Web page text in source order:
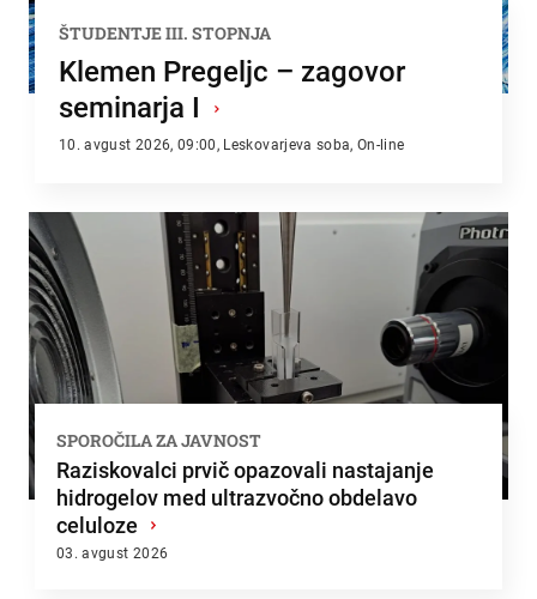
ŠTUDENTJE III. STOPNJA
Klemen Pregeljc – zagovor
seminarja I ›
10. avgust 2026, 09:00, Leskovarjeva soba, On-line
SPOROČILA ZA JAVNOST
Raziskovalci prvič opazovali nastajanje
hidrogelov med ultrazvočno obdelavo
celuloze ›
03. avgust 2026